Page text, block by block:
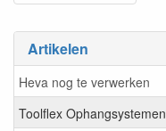
Artikelen
Heva nog te verwerken
Toolflex Ophangsystemen